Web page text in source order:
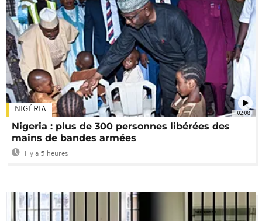
02:08
NIGÉRIA
Nigeria : plus de 300 personnes libérées des
mains de bandes armées
Il y a 5 heures